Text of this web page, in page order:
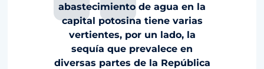
abastecimiento de agua en la
capital potosina tiene varias
vertientes, por un lado, la
sequía que prevalece en
diversas partes de la República